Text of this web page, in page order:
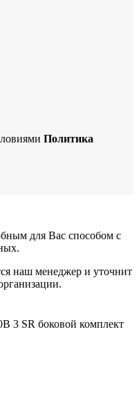
Политика
для Вас способом с
наш менеджер и уточнит
3 SR боковой комплект